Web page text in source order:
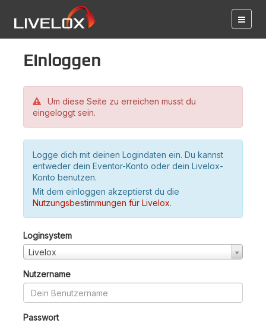
Einloggen
Um diese Seite zu erreichen musst du
eingeloggt sein.
Logge dich mit deinen Logindaten ein. Du kannst
entweder dein Eventor-Konto oder dein Livelox-
Konto benutzen.
Mit dem einloggen akzeptierst du die
Nutzungsbestimmungen für Livelox.
Loginsystem
Livelox
Nutzername
Passwort